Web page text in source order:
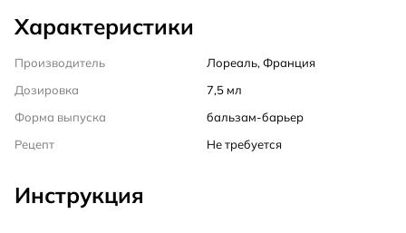
Характеристики
Производитель
Лореаль, Франция
Дозировка
7,5 мл
Форма выпуска
бальзам-барьер
Рецепт
Не требуется
Инструкция